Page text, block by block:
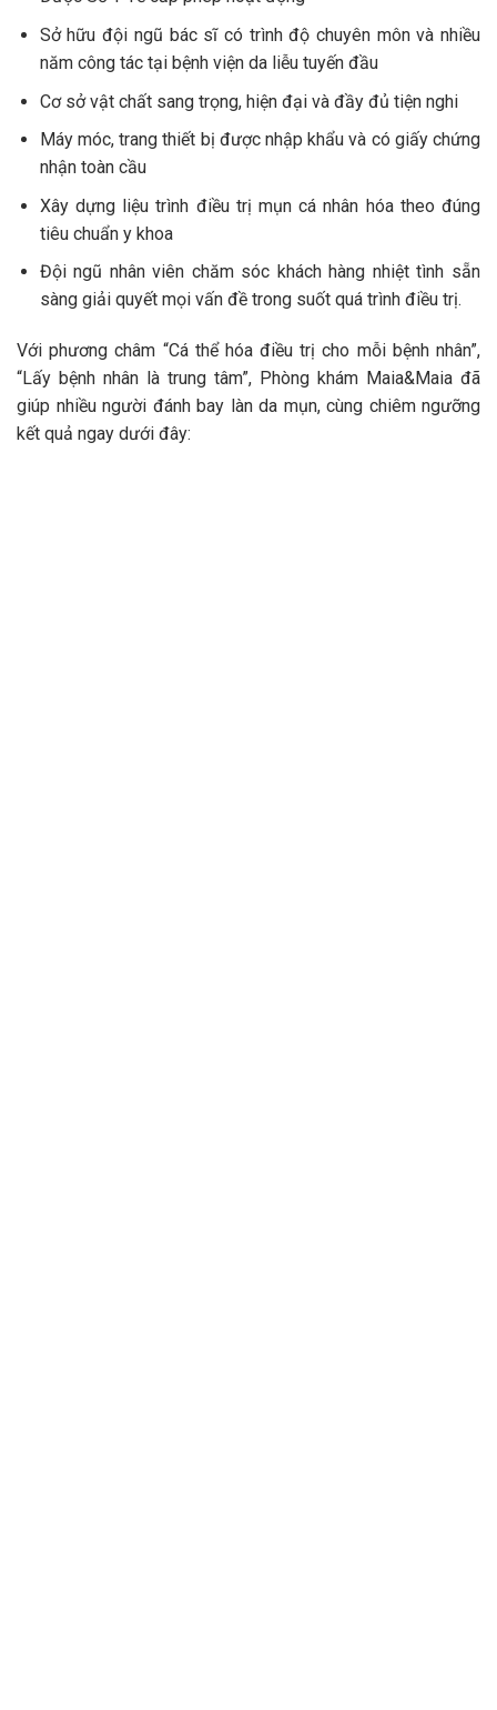
Sở hữu đội ngũ bác sĩ có trình độ chuyên môn và nhiều
năm công tác tại bệnh viện da liễu tuyến đầu
Cơ sở vật chất sang trọng, hiện đại và đầy đủ tiện nghi
Máy móc, trang thiết bị được nhập khẩu và có giấy chứng
nhận toàn cầu
Xây dựng liệu trình điều trị mụn cá nhân hóa theo đúng
tiêu chuẩn y khoa
Đội ngũ nhân viên chăm sóc khách hàng nhiệt tình sẵn
sàng giải quyết mọi vấn đề trong suốt quá trình điều trị.
Với phương châm “Cá thể hóa điều trị cho mỗi bệnh nhân”,
“Lấy bệnh nhân là trung tâm”, Phòng khám Maia&Maia đã
giúp nhiều người đánh bay làn da mụn, cùng chiêm ngưỡng
kết quả ngay dưới đây: